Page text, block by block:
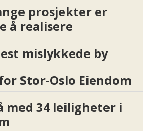
prosjekter er
å realisere
mislykkede by
Stor-Oslo Eiendom
med 34 leiligheter i